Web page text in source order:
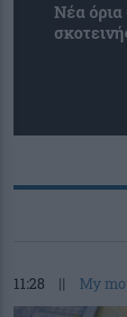
Νέα όρια
11:28 || My